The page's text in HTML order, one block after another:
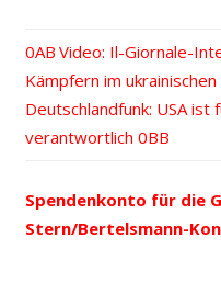
Beitrags-
Navigation
Vorheriger
Beitrag:
Video: Il-Giornale-
Kämpfern im
Nächster
Beitrag:
Deutschlandfunk: USA ist
verantwortlich
Spendenkonto für die
Stern/Bertelsmann-